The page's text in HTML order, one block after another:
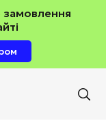
замовлення